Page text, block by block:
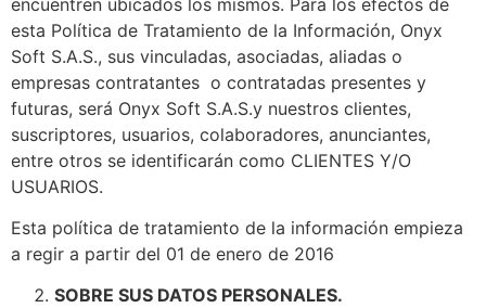
esta Política de Tratamiento de la Información, Onyx
Soft S.A.S., sus vinculadas, asociadas, aliadas o
empresas contratantes o contratadas presentes y
futuras, será Onyx Soft S.A.S.y nuestros clientes,
suscriptores, usuarios, colaboradores, anunciantes,
entre otros se identificarán como CLIENTES Y/O
USUARIOS.
Esta política de tratamiento de la información empieza
a regir a partir del 01 de enero de 2016
SOBRE SUS DATOS PERSONALES.